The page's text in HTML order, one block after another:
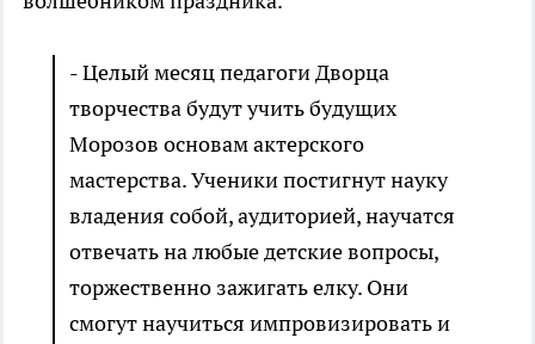
- Целый месяц педагоги Дворца
творчества будут учить будущих
Морозов основам актерского
мастерства. Ученики постигнут науку
владения собой, аудиторией, научатся
отвечать на любые детские вопросы,
торжественно зажигать елку. Они
смогут научиться импровизировать и